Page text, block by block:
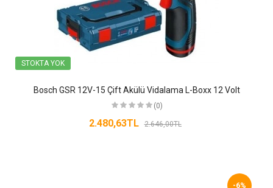
STOKTA YOK
Bosch GSR 12V-15 Çift Akülü Vidalama L-Boxx 12 Volt
(0)
2.480,63TL 2.646,00TL
-6%